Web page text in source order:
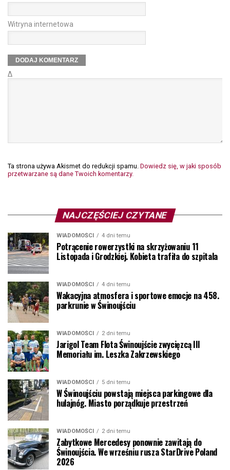
Witryna internetowa
Δ
Ta strona używa Akismet do redukcji spamu. Dowiedz się, w jaki sposób
przetwarzane są dane Twoich komentarzy.
NAJCZĘŚCIEJ CZYTANE
WIADOMOŚCI 4 dni temu
Potrącenie rowerzystki na skrzyżowaniu 11
Listopada i Grodzkiej. Kobieta trafiła do szpitala
WIADOMOŚCI 4 dni temu
Wakacyjna atmosfera i sportowe emocje na 458.
parkrunie w Świnoujściu
WIADOMOŚCI 2 dni temu
Jarigol Team Flota Świnoujście zwycięzcą III
Memoriału im. Leszka Zakrzewskiego
WIADOMOŚCI 5 dni temu
W Świnoujściu powstają miejsca parkingowe dla
hulajnóg. Miasto porządkuje przestrzeń
WIADOMOŚCI 2 dni temu
Zabytkowe Mercedesy ponownie zawitają do
Świnoujścia. We wrześniu rusza StarDrive Poland
2026